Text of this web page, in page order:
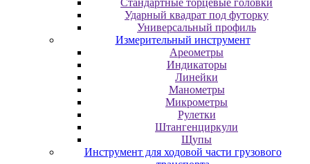
Стандартные торцевые головки
Ударный квадрат под футорку
Универсальный профиль
Измерительный инструмент
Ареометры
Индикаторы
Линейки
Манометры
Микрометры
Рулетки
Штангенциркули
Щупы
Инструмент для ходовой части грузового